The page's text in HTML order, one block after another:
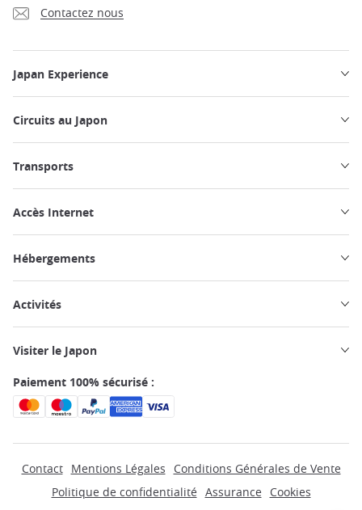
Contactez nous
Japan Experience
Circuits au Japon
Transports
Accès Internet
Hébergements
Activités
Visiter le Japon
Paiement 100% sécurisé :
Contact Mentions Légales
Conditions Générales de Vente
Politique de confidentialité Assurance
Cookies